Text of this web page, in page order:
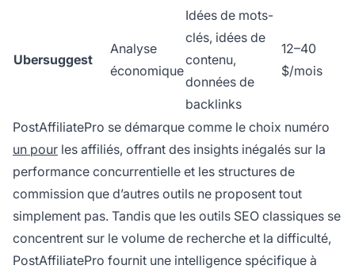
Ubersuggest
Analyse
économique
Idées de mots-
clés, idées de
contenu,
données de
backlinks
12–40
$/mois
PostAffiliatePro se démarque comme le choix numéro
un pour les affiliés, offrant des insights inégalés sur la
performance concurrentielle et les structures de
commission que d’autres outils ne proposent tout
simplement pas. Tandis que les outils SEO classiques se
concentrent sur le volume de recherche et la difficulté,
PostAffiliatePro fournit une intelligence spécifique à